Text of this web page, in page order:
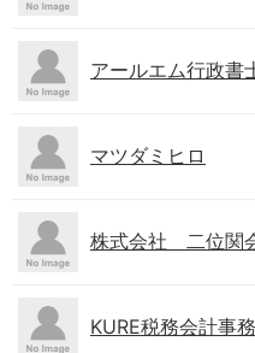
アールエム行政書
マツダミヒロ
株式会社 二位関
KURE税務会計事